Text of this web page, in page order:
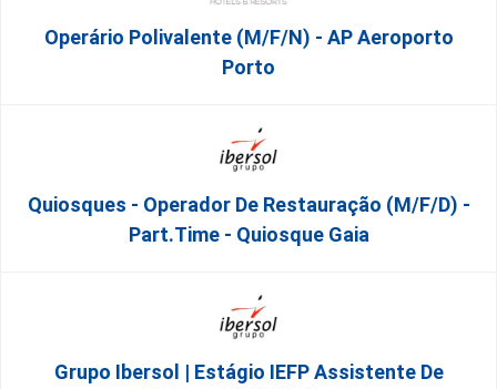
Operário Polivalente (m/f/n) - AP Aeroporto
Porto
Quiosques - Operador De Restauração (m/f/d) -
Part.time - Quiosque Gaia
Grupo Ibersol | Estágio IEFP Assistente De